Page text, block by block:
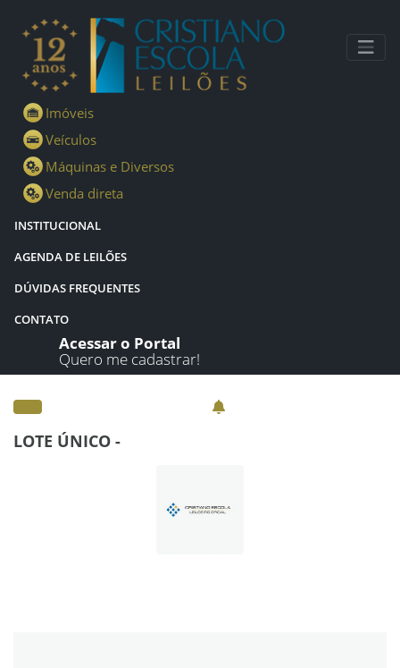
Imóveis
Veículos
Máquinas e Diversos
Venda direta
INSTITUCIONAL
AGENDA DE LEILÕES
DÚVIDAS FREQUENTES
CONTATO
Acessar o Portal
Quero me cadastrar!
LOTE ÚNICO -